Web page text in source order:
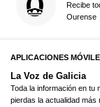
Recibe
Ourense
APLICACIONES
La Voz de Galicia
Toda la información en tu
pierdas la actualidad más